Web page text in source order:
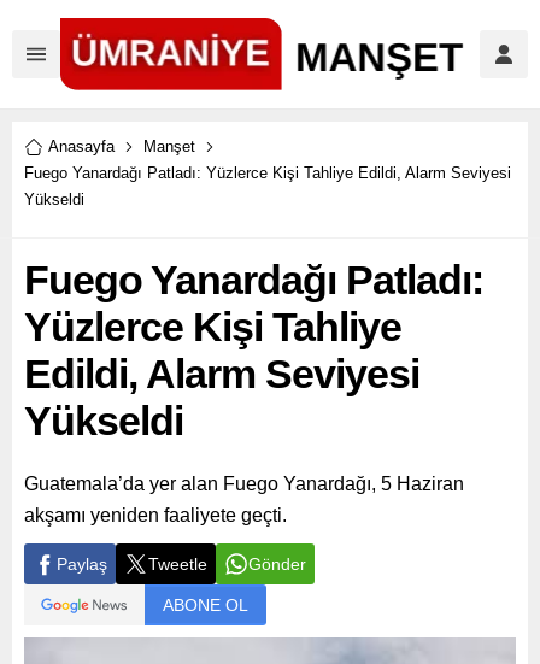
Anasayfa
Manşet
Fuego Yanardağı Patladı: Yüzlerce Kişi Tahliye Edildi, Alarm Seviyesi
Yükseldi
Fuego Yanardağı Patladı:
Yüzlerce Kişi Tahliye
Edildi, Alarm Seviyesi
Yükseldi
Guatemala’da yer alan Fuego Yanardağı, 5 Haziran
akşamı yeniden faaliyete geçti.
Paylaş Tweetle Gönder
ABONE OL